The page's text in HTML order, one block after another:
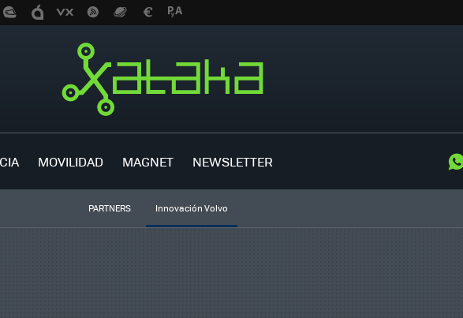
MOVILIDAD MAGNET NEWSLETTER
PARTNERS Innovación Volvo